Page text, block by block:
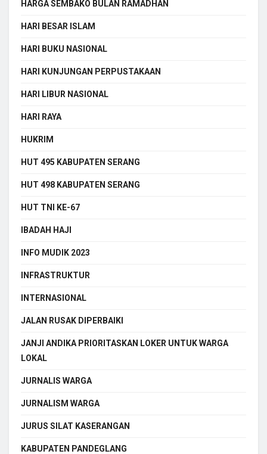
HARGA SEMBAKO BULAN RAMADHAN
HARI BESAR ISLAM
HARI BUKU NASIONAL
HARI KUNJUNGAN PERPUSTAKAAN
HARI LIBUR NASIONAL
HARI RAYA
HUKRIM
HUT 495 KABUPATEN SERANG
HUT 498 KABUPATEN SERANG
HUT TNI KE-67
IBADAH HAJI
INFO MUDIK 2023
INFRASTRUKTUR
INTERNASIONAL
JALAN RUSAK DIPERBAIKI
JANJI ANDIKA PRIORITASKAN LOKER UNTUK WARGA
LOKAL
JURNALIS WARGA
JURNALISM WARGA
JURUS SILAT KASERANGAN
KABUPATEN PANDEGLANG